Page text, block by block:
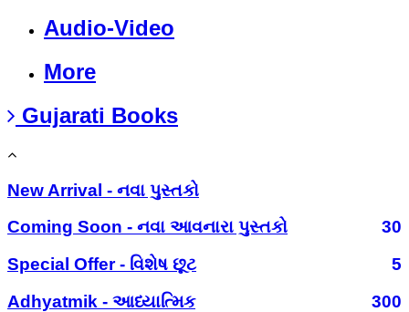
Audio-Video
More
Gujarati Books
New Arrival - નવા પુસ્તકો
Coming Soon - નવા આવનારા પુસ્તકો
30
Special Offer - વિશેષ છૂટ
5
Adhyatmik - આધ્યાત્મિક
300